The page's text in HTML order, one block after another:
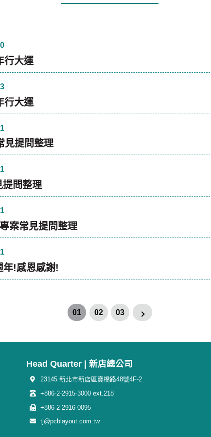
行大運
行大運
見提問整理
提問整理
案常見提問整理
年!感恩感謝!
01 02 03
Head Quarter | 新店總公司
23145 新北市新店區寶橋路48號4F-2
+886-2-2915-3000 ext.218
+886-2-2916-0095
tj@pcblayout.com.tw